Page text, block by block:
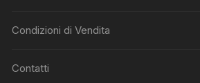
Condizioni di Vendita
Contatti